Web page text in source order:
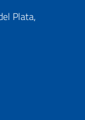
Plata,